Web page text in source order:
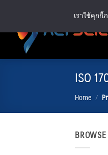
content
ISO
Home /
BROWSE
เราใช้คุกกี้